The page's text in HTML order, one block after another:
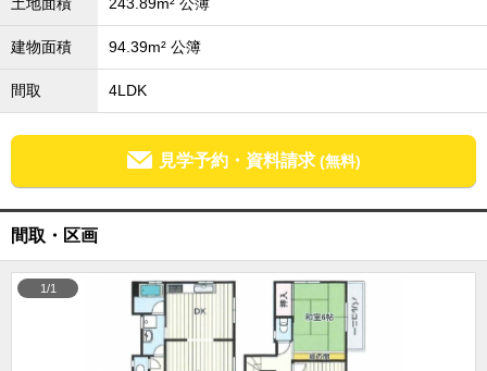
建物面積 94.39m² 公簿
間取 4LDK
見学予約・資料請求 (無料)
間取・区画
1/1
松戸･柏方面エリアの土地
成田･銚子方面エリア
成田･銚子方面エリアの新築一戸建
成田･銚子方面エリアの中古一戸建
成田･銚子方面エリアのマンション
成田･銚子方面エリアの土地
四街道･佐倉･八千代方面エリア
四街道･佐倉･八千代方面エリアのマンション
四街道･佐倉･八千代方面エリアの土地
船橋･市川･浦安方面エリア
船橋･市川･浦安方面エリアの新築一戸建
船橋･市川･浦安方面エリアの中古一戸建
船橋･市川･浦安方面エリアのマンション